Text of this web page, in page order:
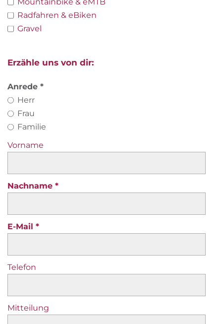
Mountainbike & eMTB
Radfahren & eBiken
Gravel
Erzähle uns von dir:
Anrede
Herr
Frau
Familie
Vorname
Nachname
E-Mail
Telefon
Mitteilung